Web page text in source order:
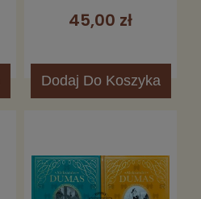
45,00 zł
Dodaj Do Koszyka